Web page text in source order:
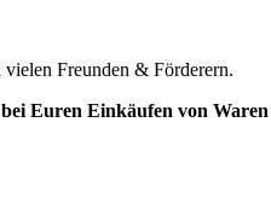
Freunden & Förderern.
Euren Einkäufen von